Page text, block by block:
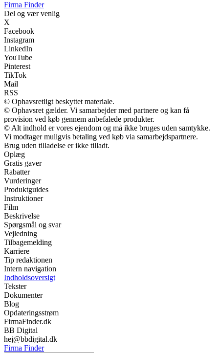
Firma Finder
Del og vær venlig
X
Facebook
Instagram
LinkedIn
YouTube
Pinterest
TikTok
Mail
RSS
© Ophavsretligt beskyttet materiale.
© Ophavsret gælder. Vi samarbejder med partnere og kan få
provision ved køb gennem anbefalede produkter.
© Alt indhold er vores ejendom og må ikke bruges uden samtykke.
Vi modtager muligvis betaling ved køb via samarbejdspartnere.
Brug uden tilladelse er ikke tilladt.
Oplæg
Gratis gaver
Rabatter
Vurderinger
Produktguides
Instruktioner
Film
Beskrivelse
Spørgsmål og svar
Vejledning
Tilbagemelding
Karriere
Tip redaktionen
Intern navigation
Indholdsoversigt
Tekster
Dokumenter
Blog
Opdateringsstrøm
FirmaFinder.dk
BB Digital
hej@bbdigital.dk
Firma Finder